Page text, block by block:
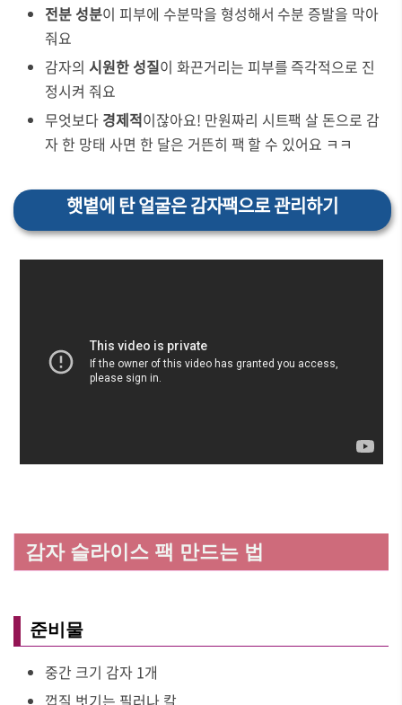
전분 성분이 피부에 수분막을 형성해서 수분 증발을 막아
줘요
감자의 시원한 성질이 화끈거리는 피부를 즉각적으로 진
정시켜 줘요
무엇보다 경제적이잖아요! 만원짜리 시트팩 살 돈으로 감
자 한 망태 사면 한 달은 거뜬히 팩 할 수 있어요 ㅋㅋ
햇볕에 탄 얼굴은 감자팩으로 관리하기
감자 슬라이스 팩 만드는 법
준비물
중간 크기 감자 1개
껍질 벗기는 필러나 칼